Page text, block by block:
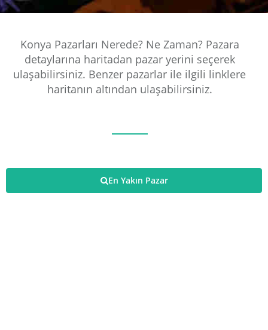
Konya Pazarları Nerede? Ne Zaman? Pazara
detaylarına haritadan pazar yerini seçerek
ulaşabilirsiniz. Benzer pazarlar ile ilgili linklere
haritanın altından ulaşabilirsiniz.
En Yakın Pazar